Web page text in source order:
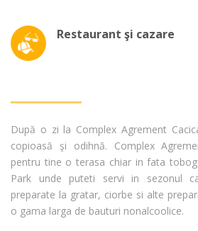
Restaurant şi cazare
După o zi la Complex Agrement
copioasă şi odihnă. Complex
pentru tine o terasa chiar in fata
Park unde puteti servi in sezonul
preparate la gratar, ciorbe si alte
o gama larga de bauturi nonalcoolice.